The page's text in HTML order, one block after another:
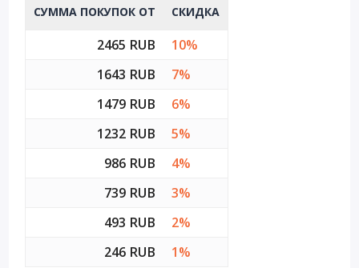
СУММА ПОКУПОК ОТ СКИДКА
2465 RUB
10%
1643 RUB
7%
1479 RUB
6%
1232 RUB
5%
986 RUB
4%
739 RUB
3%
493 RUB
2%
246 RUB
1%